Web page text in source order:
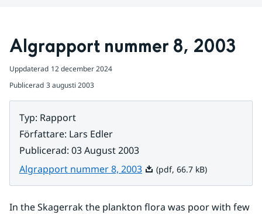
Algrapport nummer 8, 2003
Uppdaterad 12 december 2024
Publicerad 3 augusti 2003
Typ: Rapport
Författare: Lars Edler
Publicerad: 03 August 2003
Algrapport nummer 8, 2003Pdf, 66.7 kB.
(pdf, 66.7 kB)
In the Skagerrak the plankton flora was poor with few